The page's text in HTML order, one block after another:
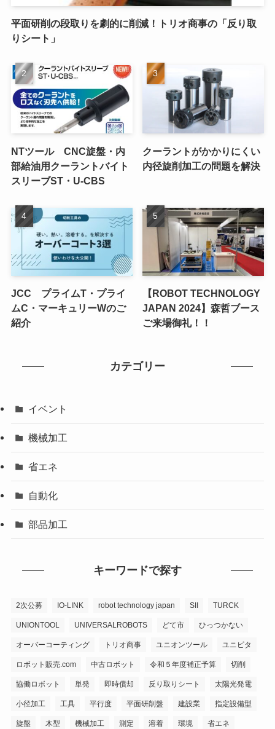
平面研削の段取りを劇的に削減！トリオ商事の「反り取
りシート」
NTツール CNC旋盤・内
部給油用クーラントバイト
スリーブST・U-CBS
クーラントがかかりにくい
内径旋削加工の問題を解決
JCC プライムT・プライ
ムC・マーキュリーWのご
紹介
【ROBOT TECHNOLOGY
JAPAN 2024】森哲ブース
ご来場御礼！！
カテゴリー
イベント
機械加工
省エネ
自動化
部品加工
キーワードで探す
2次公募 IO-LINK robot technology japan SII TURCK
UNIONTOOL UNIVERSALROBOTS どて市 ひっつかない
オーバーコーティング トリオ商事 ユニオンツール ユニピタ
ロボット販売.com 中古ロボット 令和５年度補正予算 切削
協働ロボット 単発 即時償却 反り取りシート 太陽光発電
小径加工 工具 平行度 平面研削盤 建設業 指定設備型
旋盤 木型 機械加工 測定 溶着 環境 省エネ